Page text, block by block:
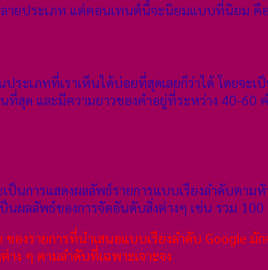
ายประเภท แต่คอนเทนต์นี้จะนิยมแบบที่นิยม คือ
ระเภทที่เราเห็นได้บ่อยที่สุดเลยก็ว่าได้ โดยจะ
สุด และมีความยาวของคำอยู่ที่ระหว่าง 40-60
นการแสดงผลลัพธ์รายการแบบเรียงลำดับตาม
นผลลัพธ์ของการจัดอันดับสิ่งต่างๆ เช่น รวม
องรายการที่นำเสนอแบบเรียงลำดับ Google
ง ๆ ตามลำดับที่เฉพาะเจาะจง